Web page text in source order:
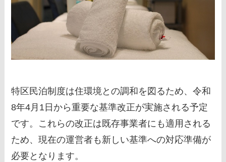
特区民泊制度は住環境との調和を図るため、令和
8年4月1日から重要な基準改正が実施される予定
です。これらの改正は既存事業者にも適用される
ため、現在の運営者も新しい基準への対応準備が
必要となります。